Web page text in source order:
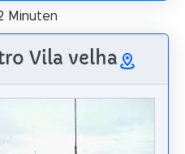
Minuten
Vila velha